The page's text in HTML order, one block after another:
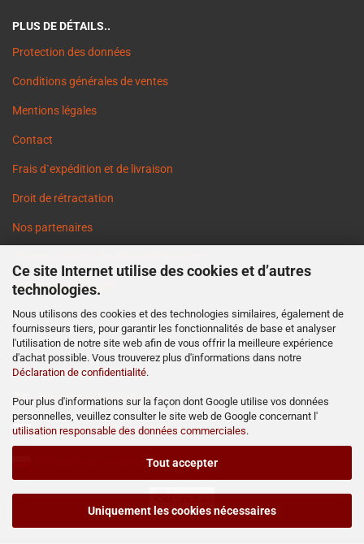
Ce site Internet utilise des cookies et d’autres
technologies.
Nous utilisons des cookies et des technologies similaires, également de
fournisseurs tiers, pour garantir les fonctionnalités de base et analyser
l'utilisation de notre site web afin de vous offrir la meilleure expérience
d'achat possible. Vous trouverez plus d'informations dans notre
Déclaration de confidentialité.
Pour plus d'informations sur la façon dont Google utilise vos données
personnelles, veuillez consulter le site web de Google concernant l'
utilisation responsable des données commerciales.
Tout accepter
Uniquement les cookies nécessaires
PLUS DE DÉTAILS..
Protection des données
Conditions générales de ventes
Mentions légales
Contact
Frais d`expédition et de livraison
Droit de rétractation
Nos partenaires
Cookie Einstellungen
http://www.ost2rad.com
http://www.moto-prodejna.cz
http://mz-motor-shop.com